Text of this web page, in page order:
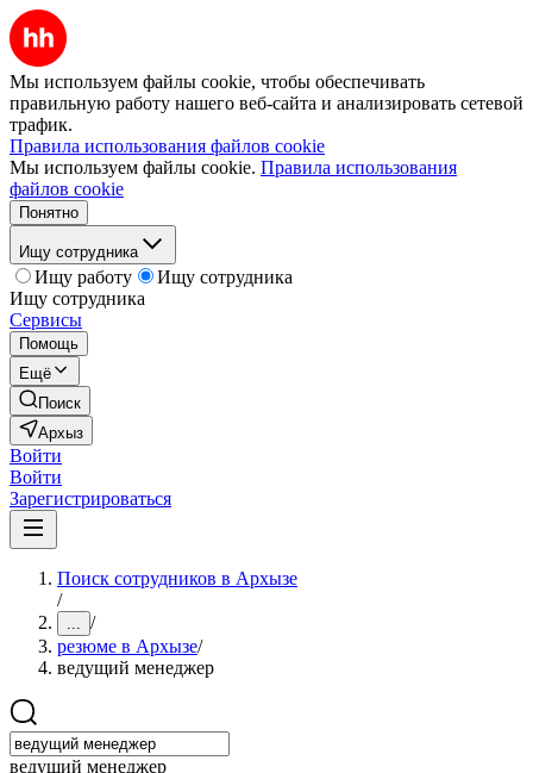
Мы используем файлы cookie, чтобы обеспечивать
правильную работу нашего веб-сайта и анализировать сетевой
трафик.
Правила использования файлов cookie
Мы используем файлы cookie. Правила использования
файлов cookie
Понятно
Ищу сотрудника
Ищу работу
Ищу сотрудника
Ищу сотрудника
Сервисы
Помощь
Ещё
Поиск
Архыз
Войти
Войти
Зарегистрироваться
Поиск сотрудников в Архызе
/
... /
резюме в Архызе/
ведущий менеджер
ведущий менеджер